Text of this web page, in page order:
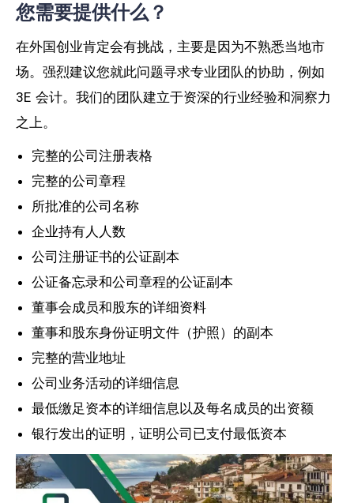
您需要提供什么？
在外国创业肯定会有挑战，主要是因为不熟悉当地市
场。强烈建议您就此问题寻求专业团队的协助，例如
3E 会计。我们的团队建立于资深的行业经验和洞察力
之上。
完整的公司注册表格
完整的公司章程
所批准的公司名称
企业持有人人数
公司注册证书的公证副本
公证备忘录和公司章程的公证副本
董事会成员和股东的详细资料
董事和股东身份证明文件（护照）的副本
完整的营业地址
公司业务活动的详细信息
最低缴足资本的详细信息以及每名成员的出资额
银行发出的证明，证明公司已支付最低资本